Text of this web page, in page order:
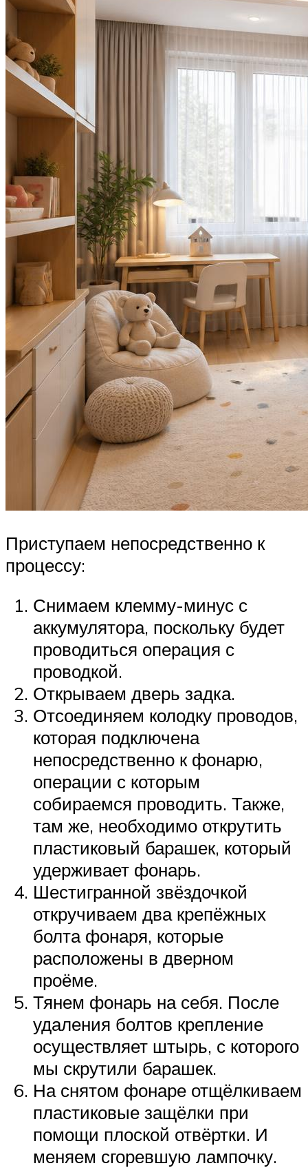
Приступаем непосредственно к
процессу:
Снимаем клемму-минус с
аккумулятора, поскольку будет
проводиться операция с
проводкой.
Открываем дверь задка.
Отсоединяем колодку проводов,
которая подключена
непосредственно к фонарю,
операции с которым
собираемся проводить. Также,
там же, необходимо открутить
пластиковый барашек, который
удерживает фонарь.
Шестигранной звёздочкой
откручиваем два крепёжных
болта фонаря, которые
расположены в дверном
проёме.
Тянем фонарь на себя. После
удаления болтов крепление
осуществляет штырь, с которого
мы скрутили барашек.
На снятом фонаре отщёлкиваем
пластиковые защёлки при
помощи плоской отвёртки. И
меняем сгоревшую лампочку.